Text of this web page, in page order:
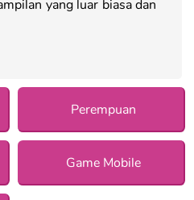
yang luar biasa dan
Perempuan
Game Mobile